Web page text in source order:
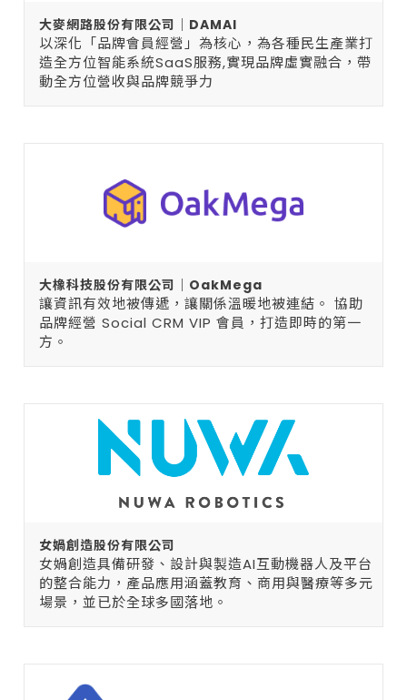
大麥網路股份有限公司｜DAMAI
以深化「品牌會員經營」為核心，為各種民生產業打
造全方位智能系統SaaS服務,實現品牌虛實融合，帶
動全方位營收與品牌競爭力
大橡科技股份有限公司｜OakMega
讓資訊有效地被傳遞，讓關係溫暖地被連結。 協助
品牌經營 Social CRM VIP 會員，打造即時的第一
方。
女媧創造股份有限公司
女媧創造具備研發、設計與製造AI互動機器人及平台
的整合能力，產品應用涵蓋教育、商用與醫療等多元
場景，並已於全球多國落地。